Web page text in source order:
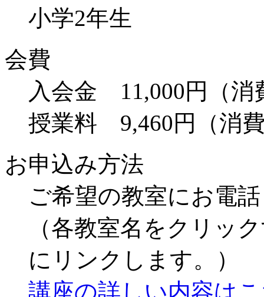
小学2年生
会費
入会金 11,000円（消
授業料 9,460円（消
お申込み方法
ご希望の教室にお電
（各教室名をクリッ
にリンクします。）
講座の詳しい内容は